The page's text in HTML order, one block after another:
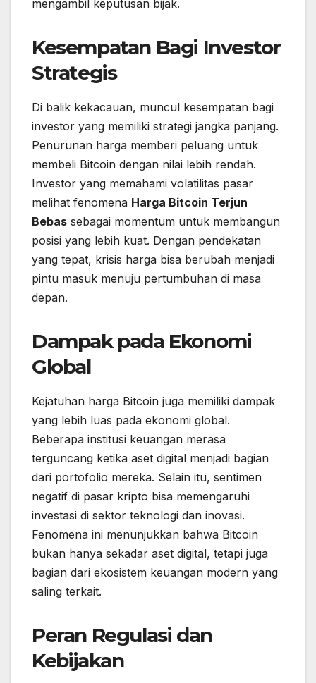
mengambil keputusan bijak.
Kesempatan Bagi Investor
Strategis
Di balik kekacauan, muncul kesempatan bagi
investor yang memiliki strategi jangka panjang.
Penurunan harga memberi peluang untuk
membeli Bitcoin dengan nilai lebih rendah.
Investor yang memahami volatilitas pasar
melihat fenomena Harga Bitcoin Terjun
Bebas sebagai momentum untuk membangun
posisi yang lebih kuat. Dengan pendekatan
yang tepat, krisis harga bisa berubah menjadi
pintu masuk menuju pertumbuhan di masa
depan.
Dampak pada Ekonomi
Global
Kejatuhan harga Bitcoin juga memiliki dampak
yang lebih luas pada ekonomi global.
Beberapa institusi keuangan merasa
terguncang ketika aset digital menjadi bagian
dari portofolio mereka. Selain itu, sentimen
negatif di pasar kripto bisa memengaruhi
investasi di sektor teknologi dan inovasi.
Fenomena ini menunjukkan bahwa Bitcoin
bukan hanya sekadar aset digital, tetapi juga
bagian dari ekosistem keuangan modern yang
saling terkait.
Peran Regulasi dan
Kebijakan